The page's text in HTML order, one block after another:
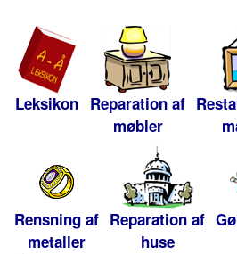
Leksikon Reparation af
møbler
Rensning af
metaller
Reparation af
huse